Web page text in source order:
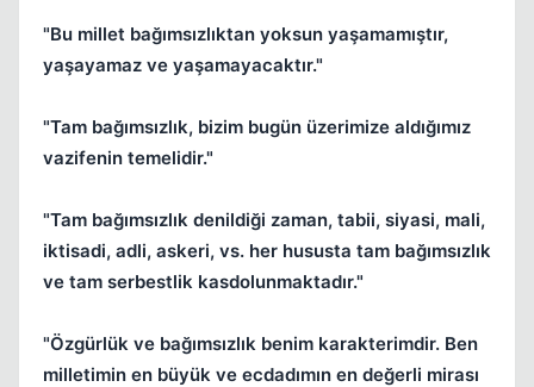
"Bu millet bağımsızlıktan yoksun yaşamamıştır,
yaşayamaz ve yaşamayacaktır."
"Tam bağımsızlık, bizim bugün üzerimize aldığımız
vazifenin temelidir."
"Tam bağımsızlık denildiği zaman, tabii, siyasi, mali,
iktisadi, adli, askeri, vs. her hususta tam bağımsızlık
ve tam serbestlik kasdolunmaktadır."
"Özgürlük ve bağımsızlık benim karakterimdir. Ben
milletimin en büyük ve ecdadımın en değerli mirası